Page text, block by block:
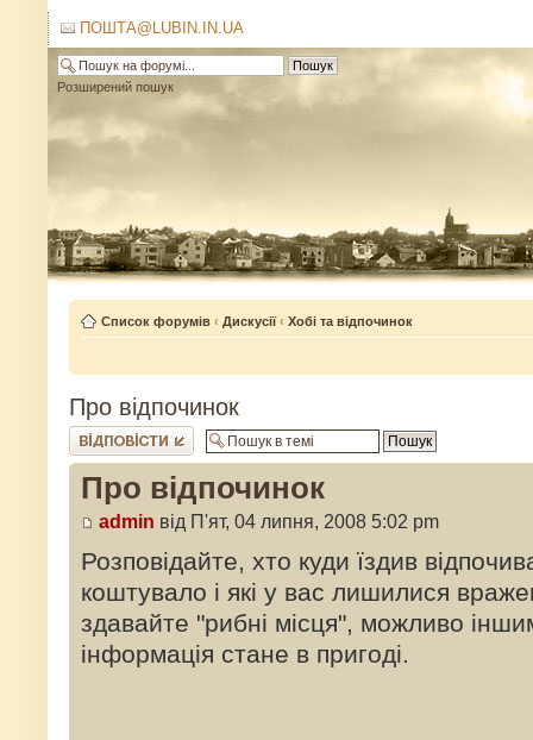
ПОШТА@LUBIN.IN.UA
Розширений пошук
Список форумів ‹ Дискусії ‹ Хобі та відпочинок
Про відпочинок
Відповісти
Про відпочинок
admin від П'ят, 04 липня, 2008 5:02 pm
Розповідайте, хто куди їздив
коштувало і які у вас лишилися
здавайте "рибні місця", можливо
інформація стане в пригоді.